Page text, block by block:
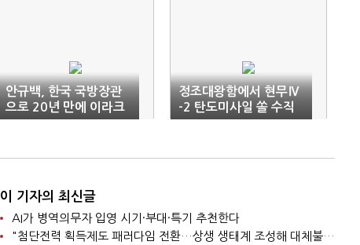
안규백, 한국 국방장관
으로 20년 만에 이라크
방문
정조대왕함에서 현무Ⅳ
-2 탄도미사일 쏠 수직
발사체계 개발 완료
이 기자의 최신글
AI가 병역의무자 입영 시기·부대·특기 추천한다
"첨단전력 획득제도 패러다임 전환…상생 생태계 조성해 대체불가 K-방산 도약"